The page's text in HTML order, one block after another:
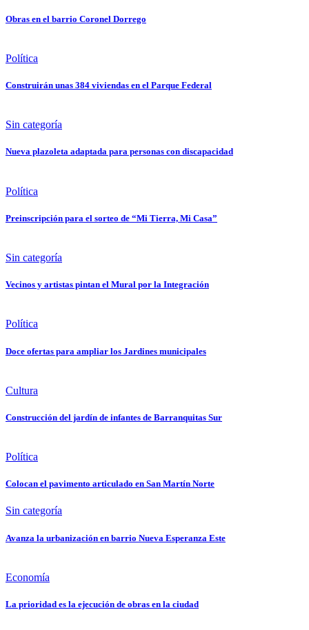
Obras en el barrio Coronel Dorrego
Política
Construirán unas 384 viviendas en el Parque Federal
Sin categoría
Nueva plazoleta adaptada para personas con discapacidad
Política
Preinscripción para el sorteo de “Mi Tierra, Mi Casa”
Sin categoría
Vecinos y artistas pintan el Mural por la Integración
Política
Doce ofertas para ampliar los Jardines municipales
Cultura
Construcción del jardín de infantes de Barranquitas Sur
Política
Colocan el pavimento articulado en San Martín Norte
Sin categoría
Avanza la urbanización en barrio Nueva Esperanza Este
Economía
La prioridad es la ejecución de obras en la ciudad